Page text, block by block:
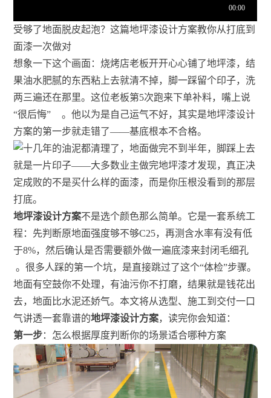
受够了地面脱皮起泡？这篇地坪漆设计方案教你从打底到
面漆一次做对
想象一下这个画面：烧烤店老板开开心心铺了地坪漆，结
果油水肥腻的东西粘上去就清不掉，脚一踩留个印子，洗
两三遍还在那里。这位老板第5次跑来下单补料，嘴上说
“很后悔”
。他以为是自己运气不好，其实是地坪漆设计
方案的第一步就走错了——基底根本不合格。
地坪漆设计方案不是选个颜色那么简单。它是一套系统工
程：先判断原地面强度够不够C25，再测含水率有没有低
于8%，然后确认是否需要额外做一遍底漆来封闭毛细孔
。很多人踩的第一个坑，是直接跳过了这个“体检”步骤。
地面有空鼓你不处理，有油污你不打磨，结果就是钱花出
去，地面比水泥还娇气。本文将从选型、施工到交付一口
气讲透一套靠谱的地坪漆设计方案，读完你会知道：
第一步：怎么根据厚度判断你的场景适合哪种方案